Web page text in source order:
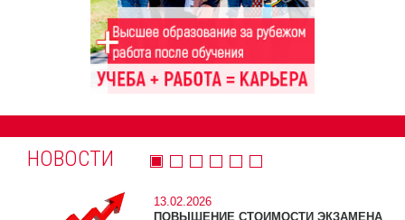
НОВОСТИ
13.02.2026
ПОВЫШЕНИЕ СТОИМОСТИ ЭКЗАМЕНА